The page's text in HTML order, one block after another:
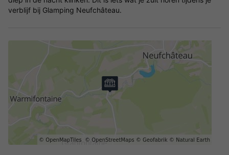
verblijf bij Glamping Neufchâteau.